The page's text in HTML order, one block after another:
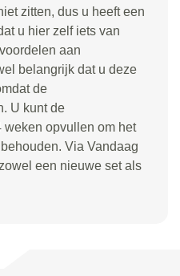
zitten, dus u heeft een
u hier zelf iets van
aan
belangrijk dat u deze
de
U kunt de
opvullen om het
Via Vandaag
een nieuwe set als